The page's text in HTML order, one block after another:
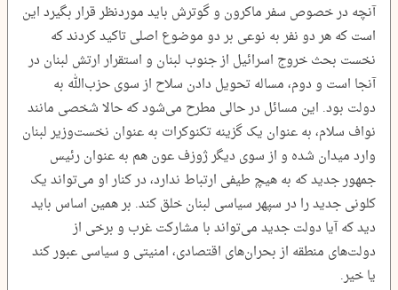
آنچه در خصوص سفر ماکرون و گوترش باید موردنظر قرار بگیرد این
است که هر دو نفر به نوعی بر دو موضوع اصلی تاکید کردند که
نخست بحث خروج اسرائیل از جنوب لبنان و استقرار ارتش لبنان در
آنجا است و دوم، مساله تحویل دادن سلاح از سوی حزب‌الله به
دولت بود. این مسائل در حالی مطرح می‌شود که حالا شخصی مانند
نواف سلام، به عنوان یک گزینه تکنوکرات به عنوان نخست‌وزیر لبنان
وارد میدان شده و از سوی دیگر ژوزف عون هم به عنوان رئیس
جمهور جدید که به هیچ طیفی ارتباط ندارد، در کنار او می‌تواند یک
کلونی جدید را در سپهر سیاسی لبنان خلق کند. بر همین اساس باید
دید که آیا دولت جدید می‌تواند با مشارکت غرب و برخی از
دولت‌های منطقه از بحران‌های اقتصادی، امنیتی و سیاسی عبور کند
یا خیر.